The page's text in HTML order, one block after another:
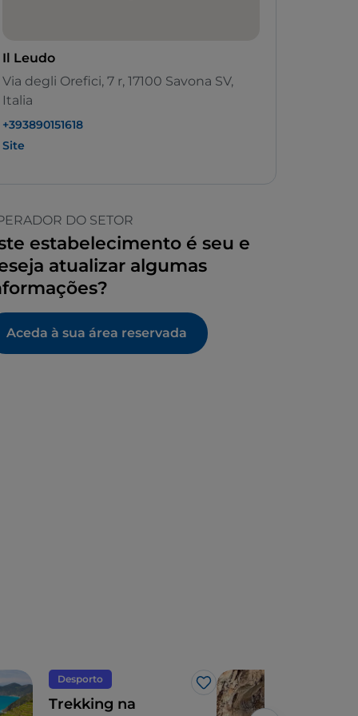
Il Leudo
Via degli Orefici, 7 r, 17100 Savona SV,
Italia
+393890151618
Site
DO SETOR
estabelecimento é seu e
atualizar algumas
Aceda à sua área reservada
Desporto
Gosto
Trekking na